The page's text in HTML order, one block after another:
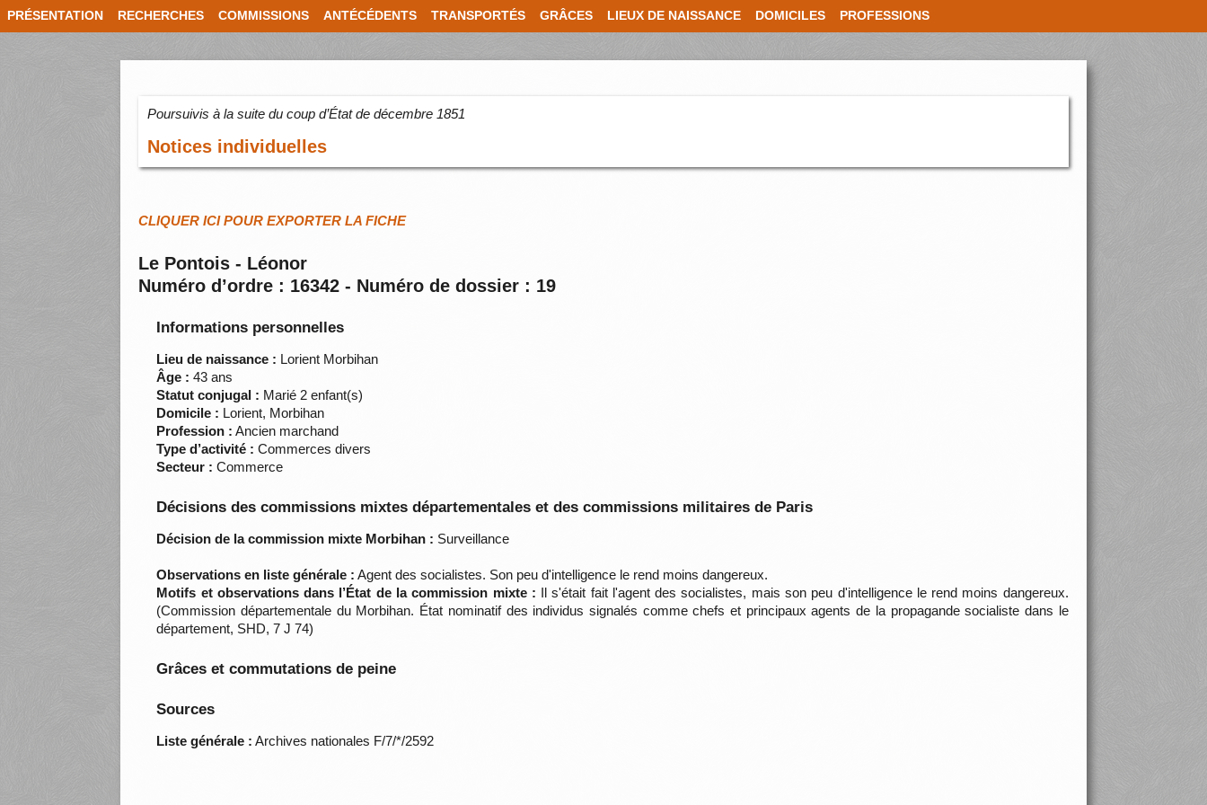
PRÉSENTATION RECHERCHES COMMISSIONS ANTÉCÉDENTS TRANSPORTÉS GRÂCES LIEUX DE NAISSANCE DOMICILES PROFESSIONS
Poursuivis à la suite du coup d’État de décembre 1851
Notices individuelles
CLIQUER ICI POUR EXPORTER LA FICHE
Le Pontois - Léonor
Numéro d’ordre : 16342 - Numéro de dossier : 19
Informations personnelles
Lieu de naissance : Lorient Morbihan
Âge : 43 ans
Statut conjugal : Marié 2 enfant(s)
Domicile : Lorient, Morbihan
Profession : Ancien marchand
Type d’activité : Commerces divers
Secteur : Commerce
Décisions des commissions mixtes départementales et des commissions militaires de Paris
Décision de la commission mixte Morbihan : Surveillance
Observations en liste générale : Agent des socialistes. Son peu d'intelligence le rend moins dangereux.
Motifs et observations dans l’État de la commission mixte : Il s'était fait l'agent des socialistes, mais son peu d'intelligence le rend moins dangereux.
(Commission départementale du Morbihan. État nominatif des individus signalés comme chefs et principaux agents de la propagande socialiste dans le
département, SHD, 7 J 74)
Grâces et commutations de peine
Sources
Liste générale : Archives nationales F/7/*/2592